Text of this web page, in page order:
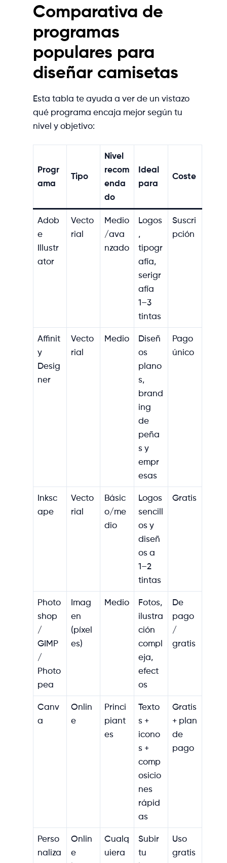
Comparativa de
programas
populares para
diseñar camisetas
Esta tabla te ayuda a ver de un vistazo
qué programa encaja mejor según tu
nivel y objetivo:
Progr
ama
Tipo
Nivel
recom
enda
do
Ideal
para
Coste
Adob
e
Illustr
ator
Vecto
rial
Medio
/ava
nzado
Logos
,
tipogr
afía,
serigr
afía
1–3
tintas
Suscri
pción
Affinit
y
Desig
ner
Vecto
rial
Medio
Diseñ
os
plano
s,
brand
ing
de
peña
s y
empr
esas
Pago
único
Inksc
ape
Vecto
rial
Básic
o/me
dio
Logos
sencill
os y
diseñ
os a
1–2
tintas
Gratis
Photo
shop
/
GIMP
/
Photo
pea
Imag
en
(píxel
es)
Medio
Fotos,
ilustra
ción
compl
eja,
efect
os
De
pago
/
gratis
Canv
a
Onlin
e
Princi
piant
es
Texto
s +
icono
s +
comp
osicio
nes
rápid
as
Gratis
+ plan
de
pago
Perso
naliza
Onlin
e
Cualq
uiera
Subir
tu
Uso
gratis